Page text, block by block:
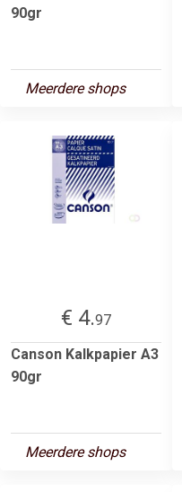
90gr
Meerdere shops
€ 4.97
Canson Kalkpapier A3
90gr
Meerdere shops